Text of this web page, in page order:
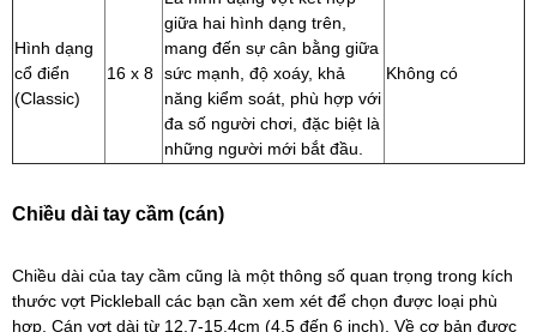
Hình dạng
cổ điển
(Classic)
16 x 8
giữa hai hình dạng trên,
mang đến sự cân bằng giữa
sức mạnh, độ xoáy, khả
năng kiểm soát, phù hợp với
đa số người chơi, đặc biệt là
những người mới bắt đầu.
Không có
Chiều dài tay cầm (cán)
Chiều dài của tay cầm cũng là một thông số quan trọng trong kích
thước vợt Pickleball các bạn cần xem xét để chọn được loại phù
hợp. Cán vợt dài từ 12.7-15.4cm (4,5 đến 6 inch). Về cơ bản được